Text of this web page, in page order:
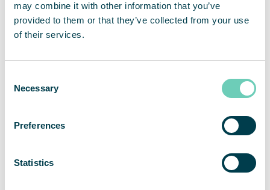
may combine it with other information that you’ve
provided to them or that they’ve collected from your use
of their services.
Selection
Necessary
Preferences
Statistics
Duty
Do najtrudniejszych
Filter
wydajności w zakresie